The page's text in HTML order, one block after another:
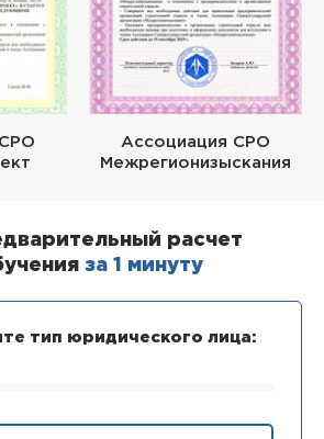
Ассоциация СРО
Межрегионизыскания
расчет
за 1 минуту
тип юридического лица: